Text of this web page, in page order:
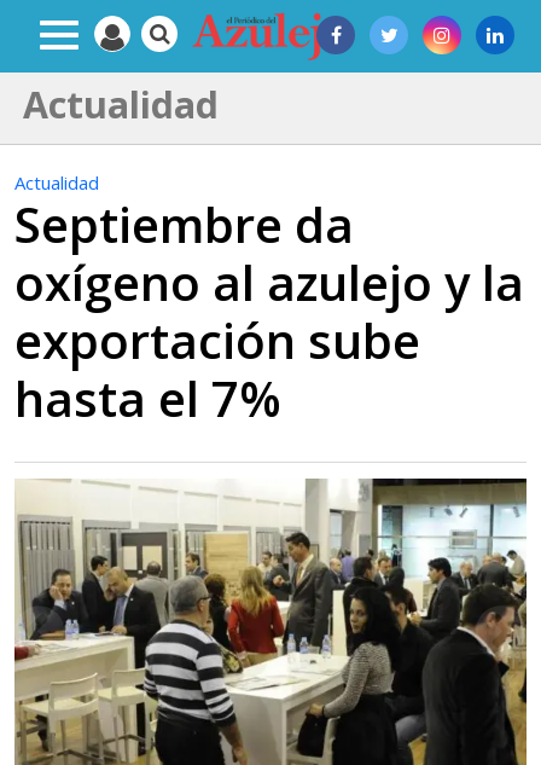
Actualidad
Actualidad
Septiembre da
oxígeno al azulejo y la
exportación sube
hasta el 7%